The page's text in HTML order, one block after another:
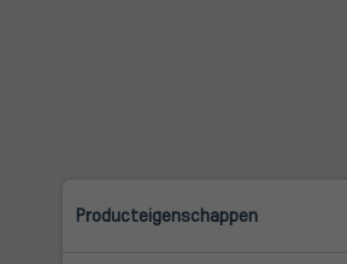
Producteigenschappen